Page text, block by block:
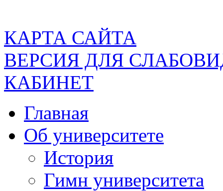
КАРТА САЙТА
ВЕРСИЯ ДЛЯ
КАБИНЕТ
Главная
Об университете
История
Гимн университета